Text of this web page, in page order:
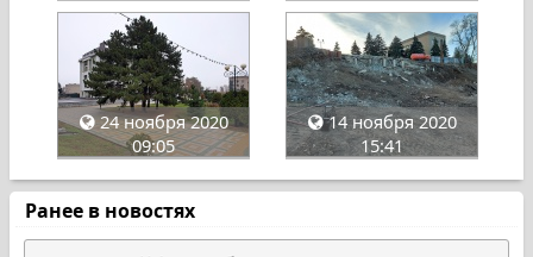
24 ноября 2020
09:05
14 ноября 2020
15:41
Ранее в новостях